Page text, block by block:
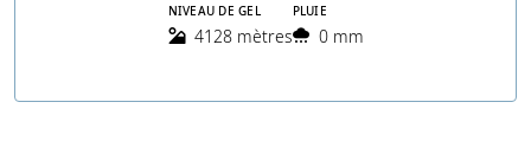
NIVEAU DE GEL
4128 mètres
PLUIE
0 mm